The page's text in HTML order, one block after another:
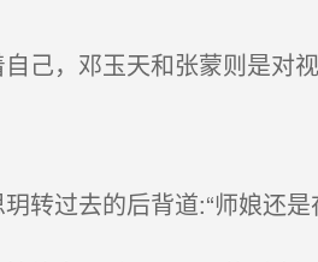
己，邓玉天和张蒙则是对
转过去的后背道:“师娘还